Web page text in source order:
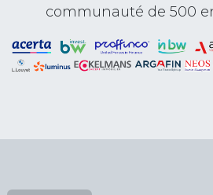
communauté de 500